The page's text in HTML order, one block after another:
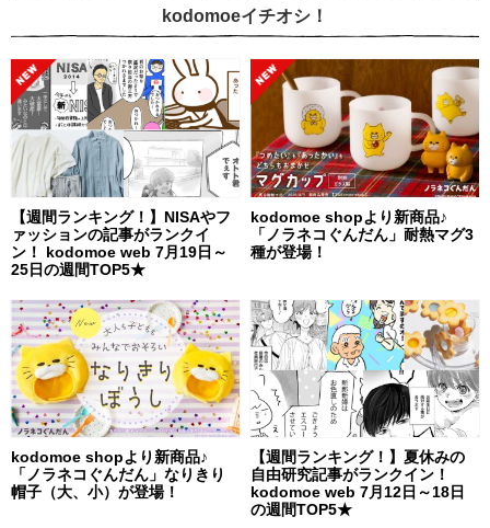
kodomoeイチオシ！
【週間ランキング！】NISAやフ
ァッションの記事がランクイ
ン！ kodomoe web 7月19日～
25日の週間TOP5★
kodomoe shopより新商品♪
「ノラネコぐんだん」耐熱マグ3
種が登場！
kodomoe shopより新商品♪
「ノラネコぐんだん」なりきり
帽子（大、小）が登場！
【週間ランキング！】夏休みの
自由研究記事がランクイン！
kodomoe web 7月12日～18日
の週間TOP5★